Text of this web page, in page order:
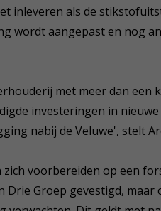
inleveren als de
wordt aangepast en nog
met meer dan een
investeringen in
nabij de Veluwe', stelt
voorbereiden op een
Drie Groep gevestigd, maar